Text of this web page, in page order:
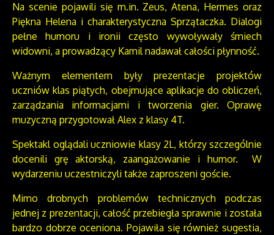
Na scenie pojawili się m.in. Zeus, Atena, Hermes oraz
Piękna Helena i charakterystyczna Sprzątaczka. Dialogi
pełne humoru i ironii często wywoływały śmiech
widowni, a prowadzący Kamil nadawał całości płynność.
Ważnym elementem były prezentacje projektów
uczniów klas piątych, obejmujące aplikacje do obliczeń,
zarządzania informacjami i tworzenia gier. Oprawę
muzyczną przygotował Alex z klasy 4T.
Spektakl oglądali uczniowie klasy 2L, którzy szczególnie
docenili grę aktorską, zaangażowanie i humor. W
wydarzeniu uczestniczyli także zaproszeni goście.
Mimo drobnych problemów technicznych podczas
jednej z prezentacji, całość przebiegła sprawnie i została
bardzo dobrze oceniona. Pojawiła się również sugestia,